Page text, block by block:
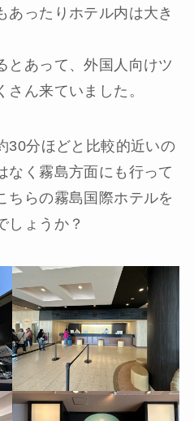
あったりホテル内は大き
とあって、外国人向けツ
ん来ていました。
30分ほどと比較的近いの
なく霧島方面にも行って
ちらの霧島国際ホテルを
しょうか？